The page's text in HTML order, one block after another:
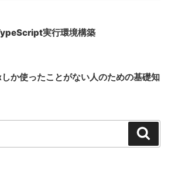
実行環境構築
か使ったことがない人のための基礎知